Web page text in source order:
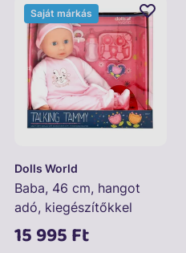
Dolls World
Baba, 46 cm, hangot
adó, kiegészítőkkel
15 995 Ft
Saját márkás